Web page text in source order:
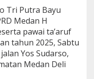
Tri Putra Bayu
Medan H
pawai ta’aruf
tahun 2025, Sabtu
Yos Sudarso,
Medan Deli